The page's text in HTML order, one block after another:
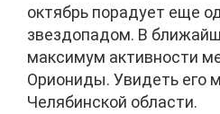
октябрь порадует еще
звездопадом. В
максимум активности
Ориониды. Увидеть его
Челябинской области.